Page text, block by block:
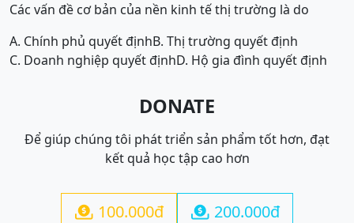
Các vấn đề cơ bản của nền kinh tế thị trường là do
A. Chính phủ quyết địnhB. Thị trường quyết định
C. Doanh nghiệp quyết địnhD. Hộ gia đình quyết định
DONATE
Để giúp chúng tôi phát triển sản phẩm tốt hơn, đạt
kết quả học tập cao hơn
 100.000đ  200.000đ